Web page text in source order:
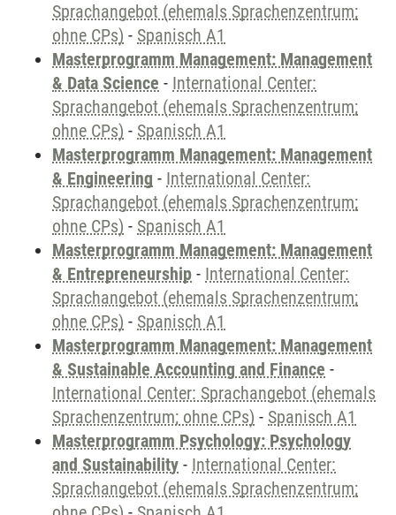
Sprachangebot (ehemals Sprachenzentrum;
ohne CPs) - Spanisch A1
Masterprogramm Management: Management
& Data Science - International Center:
Sprachangebot (ehemals Sprachenzentrum;
ohne CPs) - Spanisch A1
Masterprogramm Management: Management
& Engineering - International Center:
Sprachangebot (ehemals Sprachenzentrum;
ohne CPs) - Spanisch A1
Masterprogramm Management: Management
& Entrepreneurship - International Center:
Sprachangebot (ehemals Sprachenzentrum;
ohne CPs) - Spanisch A1
Masterprogramm Management: Management
& Sustainable Accounting and Finance -
International Center: Sprachangebot (ehemals
Sprachenzentrum; ohne CPs) - Spanisch A1
Masterprogramm Psychology: Psychology
and Sustainability - International Center:
Sprachangebot (ehemals Sprachenzentrum;